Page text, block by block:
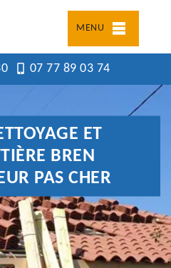
MENU
07 77 89 03 74
ET
BREN
PAS CHER